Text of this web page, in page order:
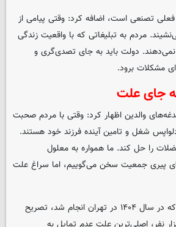
فعلی تصنعی است، اضافه کرد: وقتی پیامی از
مردم به تبلیغاتی که با واقعیت زندگی
نمی‌دهند. دولت باید به جای تصدی‌گری و
مشکلات برود.
جای علت
والدین اظهار کرد: وقتی با مردم صحبت
شغل و تامین آینده فرزند خود هستند.
را حل کند. ما همواره به معلول
پیری جمعیت سخن می‌گوییم، اما سراغ علت
او با طرح نتایج پژوهشی که در سال ۱۴۰۴ در تهران انجام شد، تصریح